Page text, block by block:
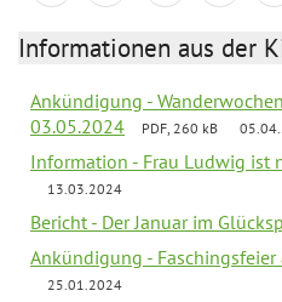
Informationen aus der
Ankündigung -
03.05.2024
PDF, 260 kB
Information - Frau Ludwig ist
13.03.2024
Bericht - Der Januar im
Ankündigung -
25.01.2024